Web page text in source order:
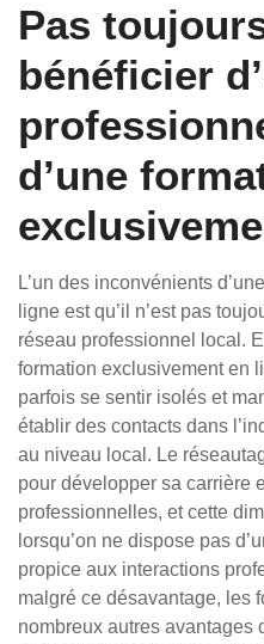
Pas
bénéficier
d’une
L’un des inconvénients
ligne est qu’il n’est pas
réseau professionnel local.
formation exclusivement en
parfois se sentir isolés et
établir des contacts dans
au niveau local. Le
pour développer sa carrière
professionnelles, et cette
lorsqu’on ne dispose pas
propice aux interactions
malgré ce désavantage, les
nombreux autres avantages